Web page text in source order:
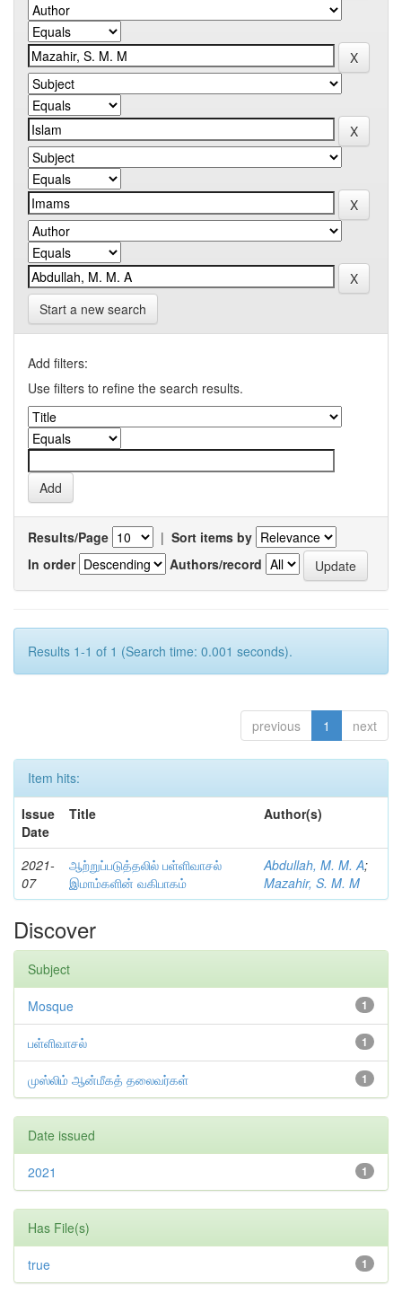
Start a new search
Add filters:
Use filters to refine the search results.
Results/Page | Sort items by
In order
Authors/record
Results 1-1 of 1 (Search time: 0.001 seconds).
previous 1 next
Item hits:
Issue
Date
Title Author(s)
2021-
07
ஆற்றுப்படுத்தலில் பள்ளிவாசல்
இமாம்களின் வகிபாகம்
Abdullah, M. M. A;
Mazahir, S. M. M
Discover
Subject
1
Mosque
1
பள்ளிவாசல்
1
முஸ்லிம் ஆன்மீகத் தலைவர்கள்
Date issued
1
2021
Has File(s)
1
true